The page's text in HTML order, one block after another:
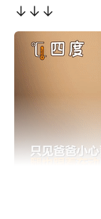
↓↓↓